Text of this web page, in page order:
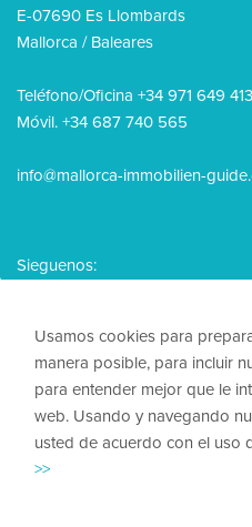
E-07690 Es Llombards
Mallorca / Baleares
Teléfono/Oficina +34 971 649 413
Móvil. +34 687 740 565
info@mallorca-immobilien-
Sieguenos:
©
Usamos cookies para
manera posible, para incluir
para entender mejor que le
web. Usando y navegando
usted de acuerdo con el uso
>>